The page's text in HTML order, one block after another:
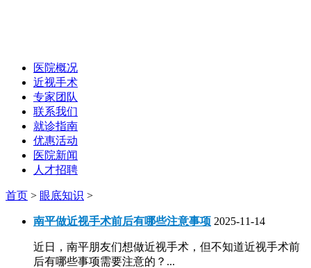
医院概况
近视手术
专家团队
联系我们
就诊指南
优惠活动
医院新闻
人才招聘
首页 > 眼底知识 >
南平做近视手术前后有哪些注意事项 2025-11-14
近日，南平朋友们想做近视手术，但不知道近视手术前
后有哪些事项需要注意的？...